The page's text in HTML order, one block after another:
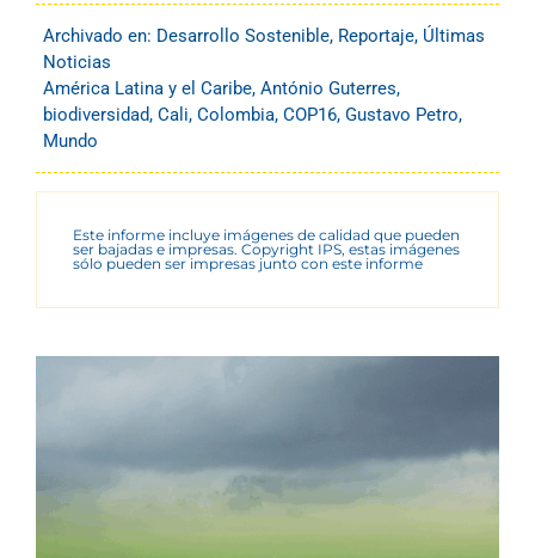
Archivado en: Desarrollo Sostenible, Reportaje, Últimas
Noticias
América Latina y el Caribe, António Guterres,
biodiversidad, Cali, Colombia, COP16, Gustavo Petro,
Mundo
Este informe incluye imágenes de calidad que pueden
ser bajadas e impresas. Copyright IPS, estas imágenes
sólo pueden ser impresas junto con este informe